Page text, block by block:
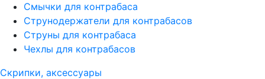
Смычки для контрабаса
Струнодержатели для контрабасов
Струны для контрабаса
Чехлы для контрабасов
Скрипки, аксессуары